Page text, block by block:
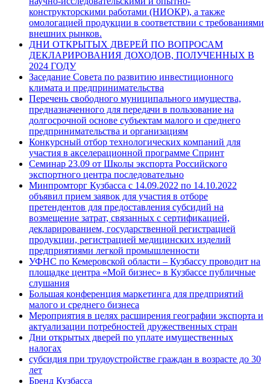
конструкторскими работами (НИОКР), а также
омологацией продукции в соответствии с требованиями
внешних рынков.
ДНИ ОТКРЫТЫХ ДВЕРЕЙ ПО ВОПРОСАМ
ДЕКЛАРИРОВАНИЯ ДОХОДОВ, ПОЛУЧЕННЫХ В
2024 ГОДУ
Заседание Совета по развитию инвестиционного
климата и предпринимательства
Перечень свободного муниципального имущества,
предназначенного для передачи в пользование на
долгосрочной основе субъектам малого и среднего
предпринимательства и организациям
Конкурсный отбор технологических компаний для
участия в акселерационной программе Спринт
Семинар 23.09 от Школы экспорта Российского
экспортного центра последовательно
Минпромторг Кузбасса с 14.09.2022 по 14.10.2022
объявил прием заявок для участия в отборе
претендентов для предоставления субсидий на
возмещение затрат, связанных с сертификацией,
декларированием, государственной регистрацией
продукции, регистрацией медицинских изделий
предприятиями легкой промышленности
УФНС по Кемеровской области – Кузбассу проводит на
площадке центра «Мой бизнес» в Кузбассе публичные
слушания
Большая конференция маркетинга для предприятий
малого и среднего бизнеса
Мероприятия в целях расширения географии экспорта и
актуализации потребностей дружественных стран
Дни открытых дверей по уплате имущественных
налогах
субсидия при трудоустройстве граждан в возрасте до 30
лет
Бренд Кузбасса